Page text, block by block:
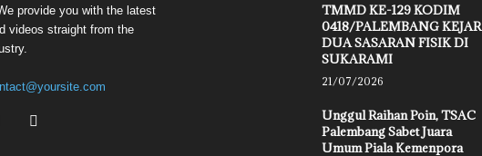
provide you with the latest
videos straight from the
TMMD KE-129 KODIM
0418/PALEMBANG KEJAR
DUA SASARAN FISIK DI
SUKARAMI
21/07/2026
Unggul Raihan Poin, TSAC
Palembang Sabet Juara
Umum Piala Kemenpora